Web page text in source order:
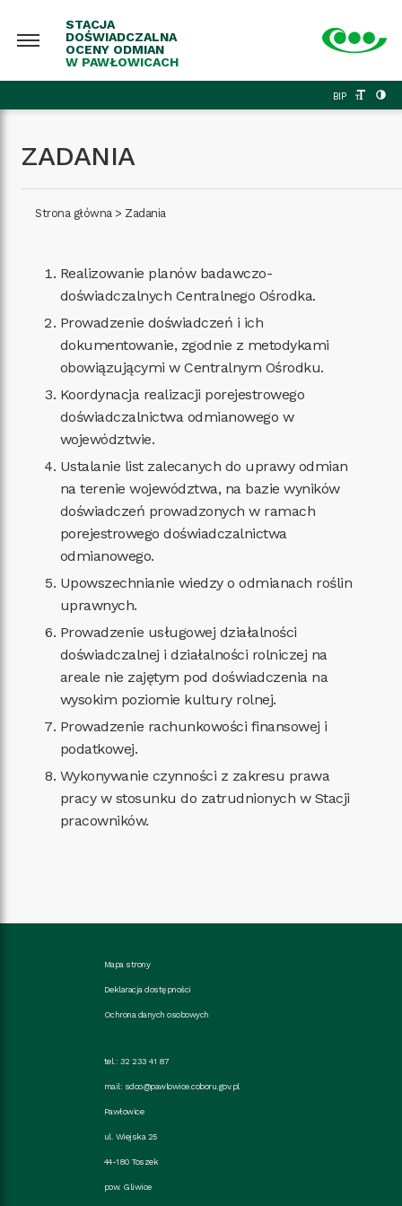
STACJA
DOŚWIADCZALNA
OCENY ODMIAN
W PAWŁOWICACH
BIP
ZADANIA
Strona główna> Zadania
Realizowanie planów badawczo-
doświadczalnych Centralnego Ośrodka.
Prowadzenie doświadczeń i ich
dokumentowanie, zgodnie z metodykami
obowiązującymi w Centralnym Ośrodku.
Koordynacja realizacji porejestrowego
doświadczalnictwa odmianowego w
województwie.
Ustalanie list zalecanych do uprawy odmian
na terenie województwa, na bazie wyników
doświadczeń prowadzonych w ramach
porejestrowego doświadczalnictwa
odmianowego.
Upowszechnianie wiedzy o odmianach roślin
uprawnych.
Prowadzenie usługowej działalności
doświadczalnej i działalności rolniczej na
areale nie zajętym pod doświadczenia na
wysokim poziomie kultury rolnej.
Prowadzenie rachunkowości finansowej i
podatkowej.
Wykonywanie czynności z zakresu prawa
pracy w stosunku do zatrudnionych w Stacji
pracowników.
Mapa strony
Deklaracja dostępności
Ochrona danych osobowych
tel.: 32 233 41 87
mail: sdoo@pawlowice.coboru.gov.pl
Pawłowice
ul. Wiejska 25
44-180 Toszek
pow. Gliwice